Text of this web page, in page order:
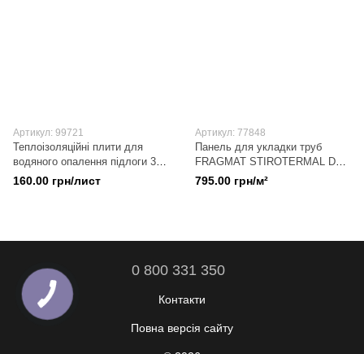
Артикул: 99721
Теплоізоляційні плити для
водяного опалення підлоги 30
х 500 х 1000 мм
160.00 грн/лист
Артикул: 77848
Панель для укладки труб
FRAGMAT STIROTERMAL DUO
20 1450x850x42мм
795.00 грн/м²
0 800 331 350
Контакти
Повна версія сайту